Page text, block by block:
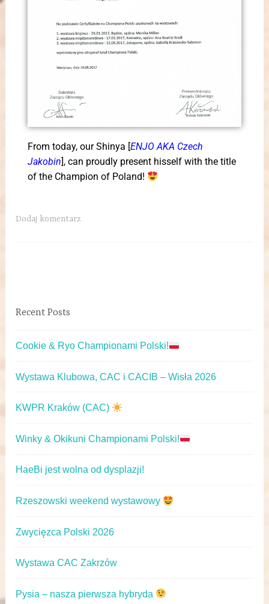
From today, our Shinya [ENJO AKA Czech
Jakobin], can proudly present hisself with the title
of the Champion of Poland!
Dodaj komentarz
Recent Posts
Cookie & Ryo Championami Polski!
Wystawa Klubowa, CAC i CACIB – Wisła 2026
KWPR Kraków (CAC)
Winky & Okikuni Championami Polski!
HaeBi jest wolna od dysplazji!
Rzeszowski weekend wystawowy
Zwycięzca Polski 2026
Wystawa CAC Zakrzów
Pysia – nasza pierwsza hybryda